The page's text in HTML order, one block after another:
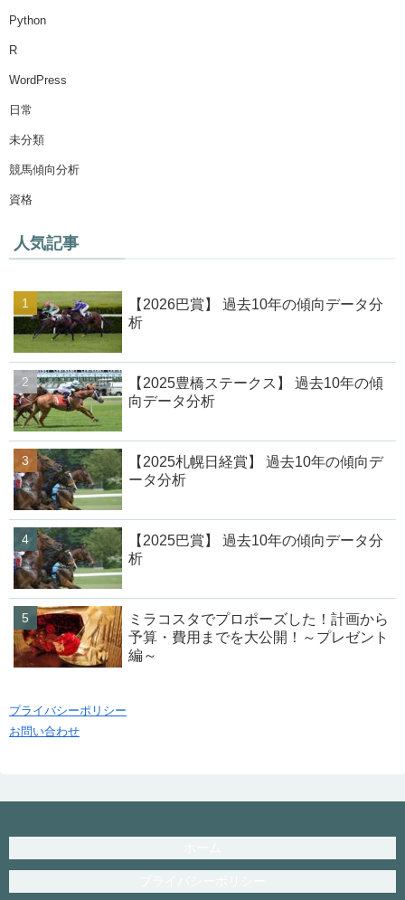
Python
R
WordPress
日常
未分類
競馬傾向分析
資格
人気記事
【2026巴賞】 過去10年の傾向データ分
析
【2025豊橋ステークス】 過去10年の傾
向データ分析
【2025札幌日経賞】 過去10年の傾向デ
ータ分析
【2025巴賞】 過去10年の傾向データ分
析
ミラコスタでプロポーズした！計画から
予算・費用までを大公開！～プレゼント
編～
プライバシーポリシー
お問い合わせ